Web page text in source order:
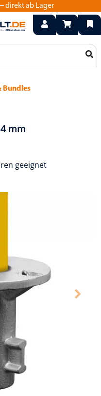
direkt ab Lager
550
welt.de
Bundles
mm
geeignet